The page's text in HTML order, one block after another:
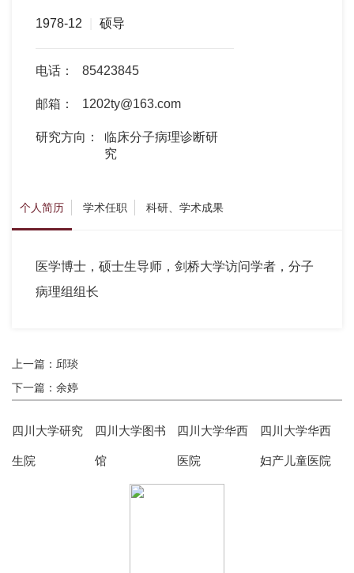
1978-12 硕导
电话： 85423845
邮箱： 1202ty@163.com
研究方向：
临床分子病理诊断研
究
个人简历 学术任职 科研、学术成果
医学博士，硕士生导师，剑桥大学访问学者，分子
病理组组长
上一篇：邱琰
下一篇：余婷
四川大学研究
生院
四川大学图书
馆
四川大学华西
医院
四川大学华西
妇产儿童医院